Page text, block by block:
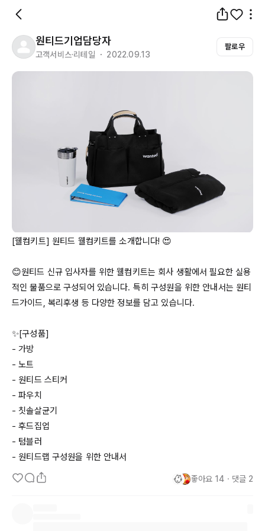
원티드기업담당자
고객서비스·리테일 ・ 2022.09.13
팔로우
[웰컴키트] 원티드 웰컴키트를 소개합니다! 😍
😊원티드 신규 입사자를 위한 웰컴키트는 회사 생활에서 필요한 실용
적인 물품으로 구성되어 있습니다. 특히 구성원을 위한 안내서는 원티
드가이드, 복리후생 등 다양한 정보를 담고 있습니다.
✨[구성품]
- 가방
- 노트
- 원티드 스티커
- 파우치
- 칫솔살균기
- 후드집업
- 텀블러
- 원티드랩 구성원을 위한 안내서
좋아요 14・ 댓글 2